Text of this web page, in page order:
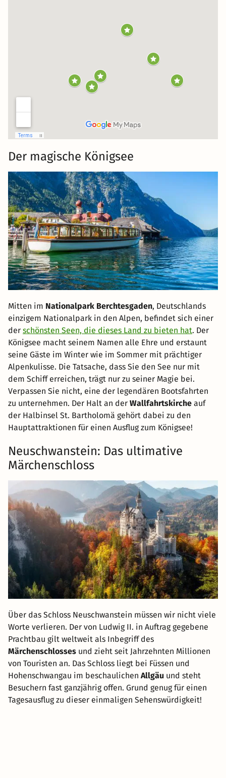
Der magische Königsee
Mitten im Nationalpark Berchtesgaden, Deutschlands
einzigem Nationalpark in den Alpen, befindet sich einer
der schönsten Seen, die dieses Land zu bieten hat. Der
Königsee macht seinem Namen alle Ehre und erstaunt
seine Gäste im Winter wie im Sommer mit prächtiger
Alpenkulisse. Die Tatsache, dass Sie den See nur mit
dem Schiff erreichen, trägt nur zu seiner Magie bei.
Verpassen Sie nicht, eine der legendären Bootsfahrten
zu unternehmen. Der Halt an der Wallfahrtskirche auf
der Halbinsel St. Bartholomä gehört dabei zu den
Hauptattraktionen für einen Ausflug zum Königsee!
Neuschwanstein: Das ultimative
Märchenschloss
Über das Schloss Neuschwanstein müssen wir nicht viele
Worte verlieren. Der von Ludwig II. in Auftrag gegebene
Prachtbau gilt weltweit als Inbegriff des
Märchenschlosses und zieht seit Jahrzehnten Millionen
von Touristen an. Das Schloss liegt bei Füssen und
Hohenschwangau im beschaulichen Allgäu und steht
Besuchern fast ganzjährig offen. Grund genug für einen
Tagesausflug zu dieser einmaligen Sehenswürdigkeit!